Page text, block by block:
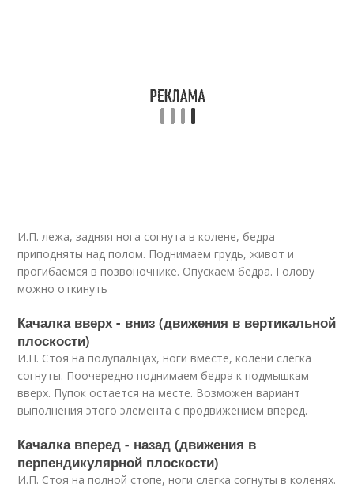
И.П. лежа, задняя нога согнута в колене, бедра
приподняты над полом. Поднимаем грудь, живот и
прогибаемся в позвоночнике. Опускаем бедра. Голову
можно откинуть
Качалка вверх - вниз (движения в вертикальной
плоскости)
И.П. Стоя на полупальцах, ноги вместе, колени слегка
согнуты. Поочередно поднимаем бедра к подмышкам
вверх. Пупок остается на месте. Возможен вариант
выполнения этого элемента с продвижением вперед.
Качалка вперед - назад (движения в
перпендикулярной плоскости)
И.П. Стоя на полной стопе, ноги слегка согнуты в коленях.